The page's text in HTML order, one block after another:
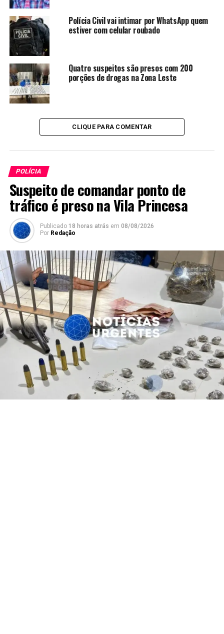
Polícia Civil vai intimar por WhatsApp quem
estiver com celular roubado
Quatro suspeitos são presos com 200
porções de drogas na Zona Leste
CLIQUE PARA COMENTAR
POLÍCIA
Suspeito de comandar ponto de
tráfico é preso na Vila Princesa
Publicado 18 horas atrás em 08/08/2026
Por Redação